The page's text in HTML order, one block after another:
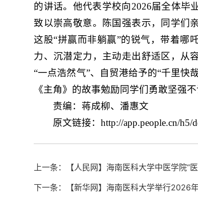
的讲话。他代表学校向2026届全体毕
致以崇高敬意。陈国强表示，同学们
这股“拼赢而非躺赢”的锐气，带着哪
力、沉潜定力，主动走出舒适区，从
“一点浩然气”、自贸港给予的“千里快
《主角》的故事勉励同学们勇敢坚强
责编：蒋成柳、潘惠文
原文链接：http://app.people.cn/h5/
上一条：【人民网】海南医科大学中医学院“
下一条：【新华网】海南医科大学举行2026